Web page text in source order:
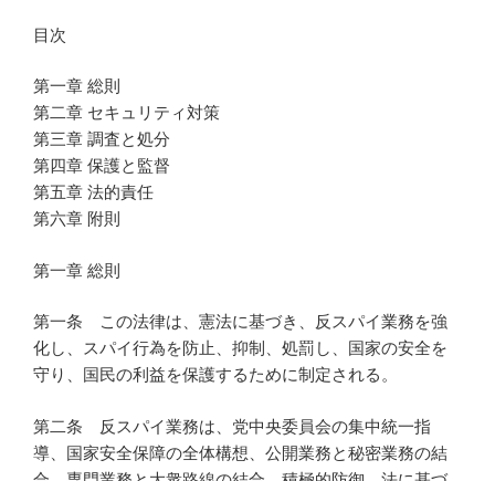
目次
第一章 総則
第二章 セキュリティ対策
第三章 調査と処分
第四章 保護と監督
第五章 法的責任
第六章 附則
第一章 総則
第一条 この法律は、憲法に基づき、反スパイ業務を強
化し、スパイ行為を防止、抑制、処罰し、国家の安全を
守り、国民の利益を保護するために制定される。
第二条 反スパイ業務は、党中央委員会の集中統一指
導、国家安全保障の全体構想、公開業務と秘密業務の結